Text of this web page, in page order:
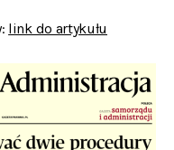
link do artykułu